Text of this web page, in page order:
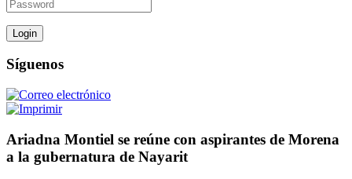
Síguenos
Ariadna Montiel se reúne con aspirantes de Morena
a la gubernatura de Nayarit